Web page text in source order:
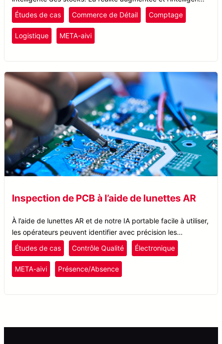
artificielle améliorent la précision du comptage, réduisent les
erreurs humaines et rationalisent les flux de travail.
Études de cas Commerce de Détail Comptage
Logistique META-aivi
Inspection de PCB à l’aide de lunettes AR
À l’aide de lunettes AR et de notre IA portable facile à utiliser,
les opérateurs peuvent identifier avec précision les
composants PCB et vérifier qu’ils ont été correctement
placés.
Études de cas Contrôle Qualité Électronique
META-aivi Présence/Absence